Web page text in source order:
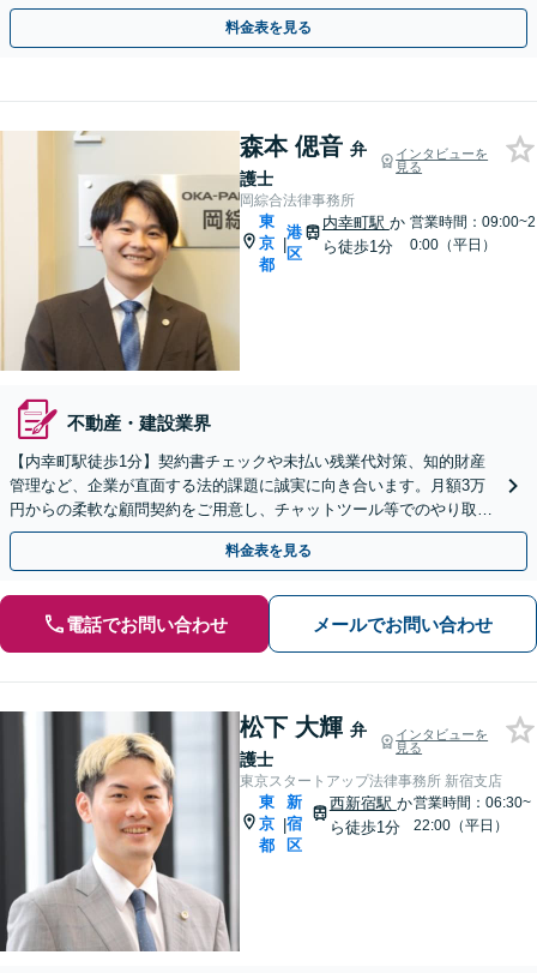
ル等ご相談ください。【顧問・スポットいずれも対応】
料金表を見る
森本 偲音 弁
護士
インタビューを
見る
岡綜合法律事務所
東
京
都
|
港
区
内幸町駅 か
ら徒歩1分
営業時間：09:00~2
0:00（平日）
不動産・建設業界
【内幸町駅徒歩1分】契約書チェックや未払い残業代対策、知的財産
管理など、企業が直面する法的課題に誠実に向き合います。月額3万
円からの柔軟な顧問契約をご用意し、チャットツール等でのやり取り
も可能。ビジネスの安定と発展をバックアップいたします。
料金表を見る
電話でお問い合わせ メールでお問い合わせ
松下 大輝 弁
護士
インタビューを
見る
東京スタートアップ法律事務所 新宿支店
東
京
都
|
新
宿
区
西新宿駅 か
ら徒歩1分
営業時間：06:30~
22:00（平日）